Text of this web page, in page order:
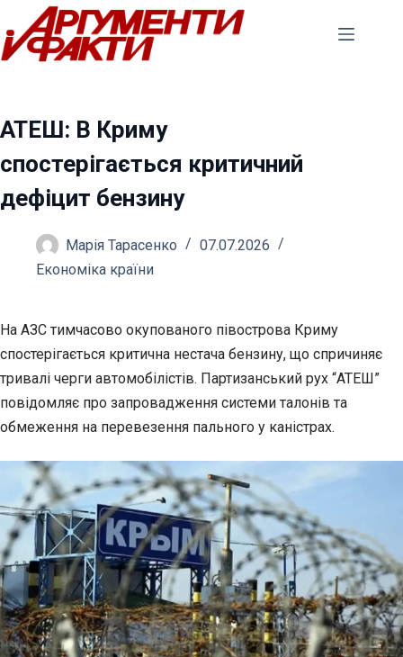
Перейти
до
вмісту
АТЕШ: В Криму
спостерігається критичний
дефіцит бензину
Марія Тарасенко
07.07.2026
Економіка країни
На АЗС тимчасово окупованого півострова Криму
спостерігається критична нестача бензину, що спричиняє
тривалі черги автомобілістів. Партизанський рух “АТЕШ”
повідомляє про запровадження системи талонів та
обмеження на перевезення пального у каністрах.